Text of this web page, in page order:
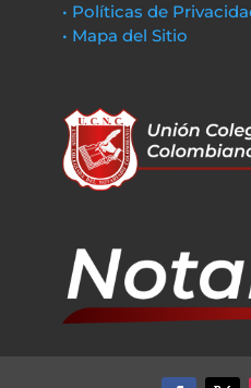
• Políticas de
• Mapa del Sitio